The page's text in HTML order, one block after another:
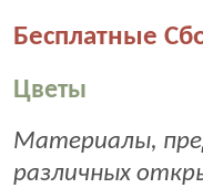
Бесплатные
Цветы
Материалы,
различных